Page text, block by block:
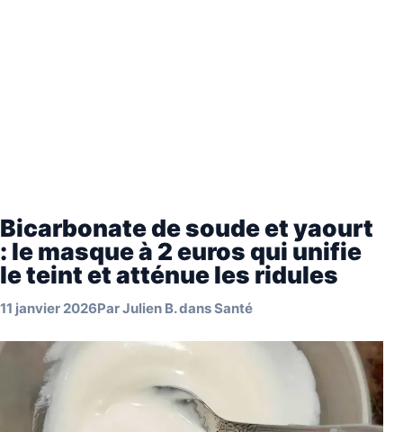
Bicarbonate de soude et yaourt
: le masque à 2 euros qui unifie
le teint et atténue les ridules
11 janvier 2026ParJulien B.dansSanté